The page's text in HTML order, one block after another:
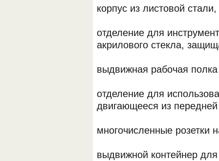
корпус из листовой
отделение для
акрилового стекла,
выдвижная рабочая полка
отделение для
двигающееся из
многочисленные розетки
выдвижной контейнер